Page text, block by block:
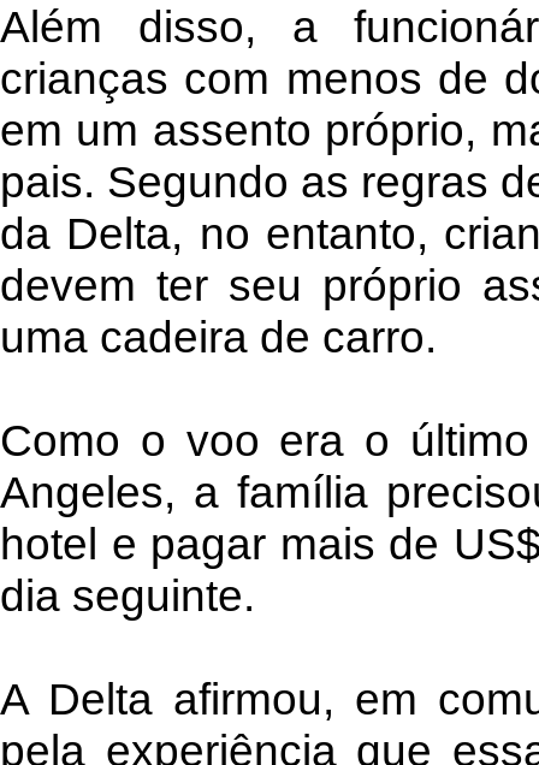
Além disso, a
crianças com menos de
em um assento próprio,
pais. Segundo as regras
da Delta, no entanto,
devem ter seu próprio
uma cadeira de carro.
Como o voo era o
Angeles, a família
hotel e pagar mais de
dia seguinte.
A Delta afirmou, em
pela experiência que